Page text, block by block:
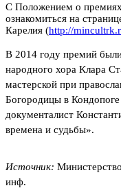
С Положением о
ознакомиться на
Карелия (http://
В 2014 году премий
народного хора Клара
мастерской при
Богородицы в
документалист
времена и судьбы».
Источник:
инф.